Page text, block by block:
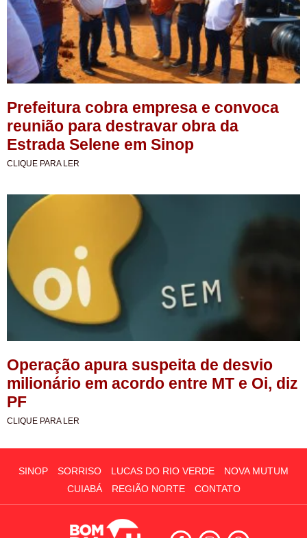
Prefeitura cobra empresa e convoca
reunião para destravar obra da
Estrada Selene em Sinop
CLIQUE PARA LER
Operação apura suspeita de desvio
milionário em acordo entre MT e Oi, diz
PF
CLIQUE PARA LER
SINOP SORRISO LUCAS DO RIO VERDE
NOVA MUTUM
CUIABÁ
REGIÃO NORTE CONTATO